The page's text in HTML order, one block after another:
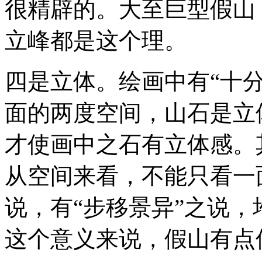
很精辟的。大至巨型假
立峰都是这个理。
四是立体。绘画中有“十
面的两度空间，山石是
才使画中之石有立体感
从空间来看，不能只看
说，有“步移景异”之说
这个意义来说，假山有